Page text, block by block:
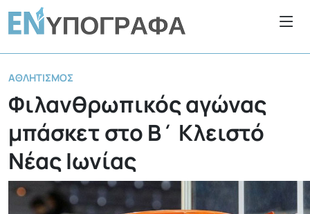
ΑΘΛΗΤΙΣΜΌΣ
Φιλανθρωπικός αγώνας
μπάσκετ στο Β΄ Κλειστό
Νέας Ιωνίας